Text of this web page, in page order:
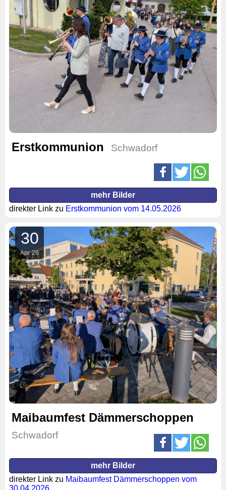
Erstkommunion Schwadorf
mehr Bilder
direkter Link zu Erstkommunion vom 14.05.2026
30
Apr 26
Maibaumfest Dämmerschoppen
Schwadorf
mehr Bilder
direkter Link zu Maibaumfest Dämmerschoppen vom
30.04.2026